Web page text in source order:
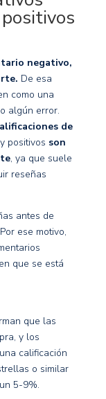
negativo,
De esa
como una
algún error.
de
positivos son
, ya que suele
reseñas
antes de
ese motivo,
que se está
que las
y los
calificación
o similar
5-9%.